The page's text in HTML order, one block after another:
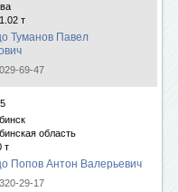
т
Туманов Павел
69-47
область
т
Попов Антон Валерьевич
29-17